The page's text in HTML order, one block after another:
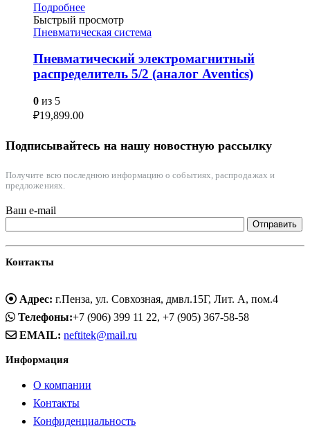
Подробнее
Быстрый просмотр
Пневматическая система
Пневматический электромагнитный
распределитель 5/2 (аналог Aventics)
0 из 5
₽19,899.00
Подписывайтесь на нашу новостную рассылку
Получите всю последнюю информацию о событиях, распродажах и
предложениях.
Ваш e-mail
Контакты
Адрес: г.Пенза, ул. Совхозная, дмвл.15Г, Лит. А, пом.4
Телефоны:+7 (906) 399 11 22, +7 (905) 367-58-58
EMAIL: neftitek@mail.ru
Информация
О компании
Контакты
Конфиденциальность